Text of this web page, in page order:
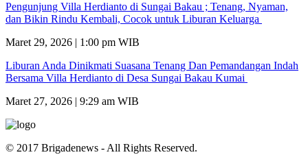
Pengunjung Villa Herdianto di Sungai Bakau ; Tenang, Nyaman,
dan Bikin Rindu Kembali, Cocok untuk Liburan Keluarga
Maret 29, 2026 | 1:00 pm WIB
Liburan Anda Dinikmati Suasana Tenang Dan Pemandangan Indah
Bersama Villa Herdianto di Desa Sungai Bakau Kumai
Maret 27, 2026 | 9:29 am WIB
© 2017 Brigadenews - All Rights Reserved.